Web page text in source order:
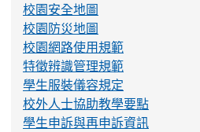
校園安全地圖
校園防災地圖
校園網路使用規範
特徵辨識管理規範
學生服裝儀容規定
校外人士協助教學要點
學生申訴與再申訴資訊